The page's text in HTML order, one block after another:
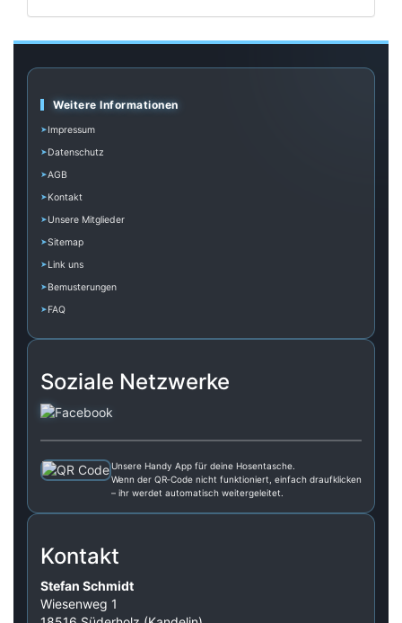
Weitere Informationen
Impressum
Datenschutz
AGB
Kontakt
Unsere Mitglieder
Sitemap
Link uns
Bemusterungen
FAQ
Soziale Netzwerke
Unsere Handy App für deine Hosentasche.
Wenn der QR‑Code nicht funktioniert, einfach draufklicken
– ihr werdet automatisch weitergeleitet.
Kontakt
Stefan Schmidt
Wiesenweg 1